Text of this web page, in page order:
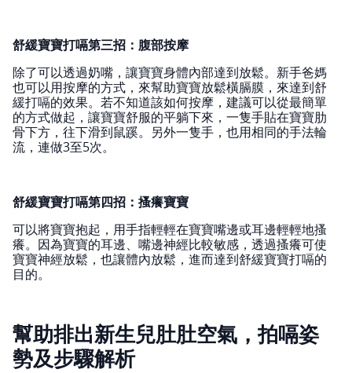
舒緩寶寶打嗝第三招：腹部按摩
除了可以透過奶嘴，讓寶寶身體內部達到放鬆。新手爸媽
也可以用按摩的方式，來幫助寶寶放鬆橫膈膜，來達到舒
緩打嗝的效果。若不知道該如何按摩，建議可以從最簡單
的方式做起，讓寶寶舒服的平躺下來，一隻手貼在寶寶肋
骨下方，往下滑到鼠蹊。另外一隻手，也用相同的手法輪
流，連做3至5次。
舒緩寶寶打嗝第四招：搔癢寶寶
可以將寶寶抱起，用手指輕輕在寶寶嘴邊或耳邊輕輕地搔
癢。因為寶寶的耳邊、嘴邊神經比較敏感，透過搔癢可使
寶寶神經放鬆，也讓體內放鬆，進而達到舒緩寶寶打嗝的
目的。
幫助排出新生兒肚肚空氣，拍嗝姿
勢及步驟解析